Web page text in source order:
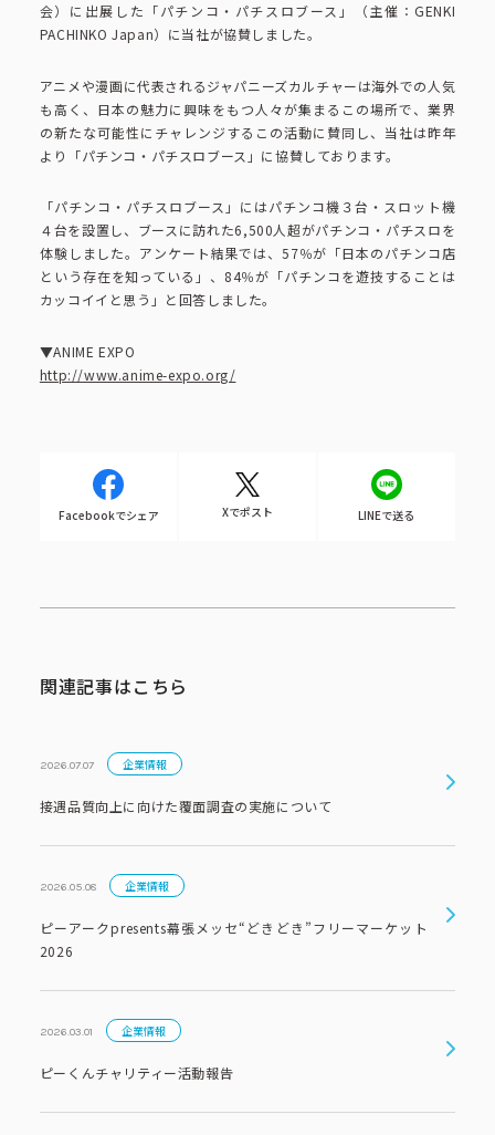
パチンコ・スロット
企業情報 トップ
会社概要 代表挨拶
ピーアークの歩み
コーポレートブック
CSR活動
CSR活動 トップ
CSR理念
eco10プロジェクト
トピックス
サイトマップ
会）に出展した「パチンコ・パチスロブース」（主催：GENKI
PACHINKO Japan）に当社が協賛しました。
アニメや漫画に代表されるジャパニーズカルチャーは海外での人気
も高く、日本の魅力に興味をもつ人々が集まるこの場所で、業界
の新たな可能性にチャレンジするこの活動に賛同し、当社は昨年
より「パチンコ・パチスロブース」に協賛しております。
「パチンコ・パチスロブース」にはパチンコ機３台・スロット機
４台を設置し、ブースに訪れた6,500人超がパチンコ・パチスロを
体験しました。アンケート結果では、57％が「日本のパチンコ店
という存在を知っている」、84％が「パチンコを遊技することは
カッコイイと思う」と回答しました。
▼ANIME EXPO
http://www.anime-expo.org/
Facebookでシェア Xでポスト LINEで送る
関連記事はこちら
2026.07.07 企業情報
接遇品質向上に向けた覆面調査の実施について
2026.05.08 企業情報
ピーアークpresents幕張メッセ“どきどき”フリーマーケット
2026
2026.03.01 企業情報
ピーくんチャリティー活動報告